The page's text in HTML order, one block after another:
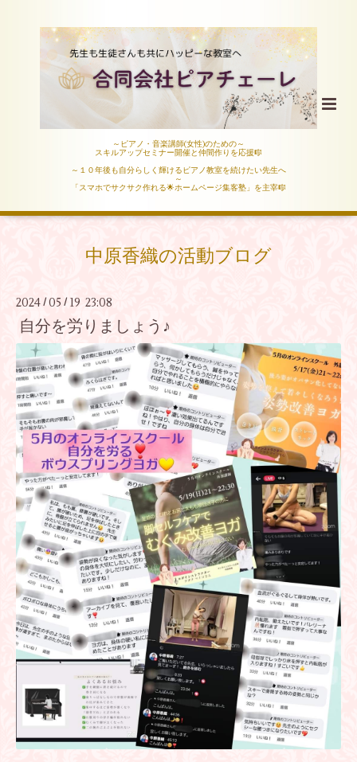
～ピアノ・音楽講師(女性)のための～
スキルアップセミナー開催と仲間作りを応援🎼
～１０年後も自分らしく輝けるピアノ教室を続けたい先生へ
～
「スマホでサクサク作れる🌟ホームページ集客塾」を主宰🎼
中原香織の活動ブログ
2024 / 05 / 19 23:08
自分を労りましょう♪